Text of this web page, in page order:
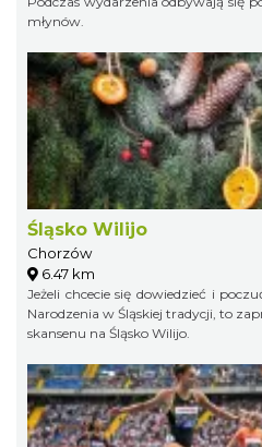
młynów.
Śląsko Wilijo
Chorzów
6.47 km
Jeżeli chcecie się dowiedzieć i
Narodzenia w Śląskiej tradycji, to
skansenu na Śląsko Wilijo.